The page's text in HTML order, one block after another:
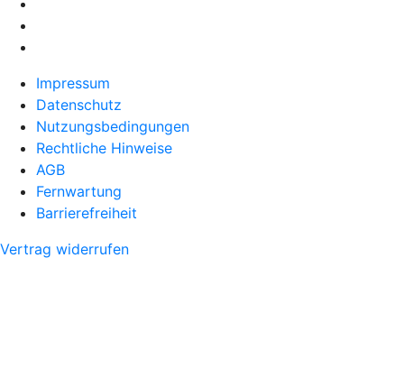
Impressum
Datenschutz
Nutzungsbedingungen
Rechtliche Hinweise
AGB
Fernwartung
Barrierefreiheit
Vertrag widerrufen